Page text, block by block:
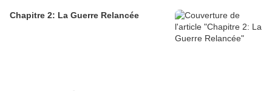
Chapitre 2: La Guerre Relancée